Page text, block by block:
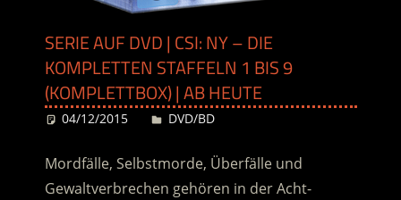
SERIE AUF DVD | CSI: NY – DIE
KOMPLETTEN STAFFELN 1 BIS 9
(KOMPLETTBOX) | AB HEUTE
04/12/2015 Desiree
DVD/BD
Mordfälle, Selbstmorde, Überfälle und
Gewaltverbrechen gehören in der Acht-